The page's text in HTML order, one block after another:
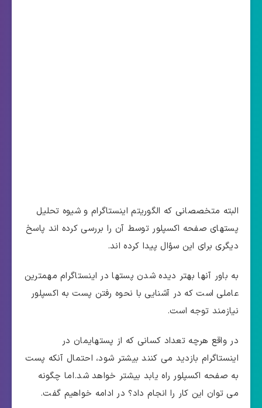
البته متخصصانی که الگوریتم اینستاگرام و شیوه تحلیل
پستهای صفحه اکسپلور توسط آن را بررسی کرده اند پاسخ
دیگری برای این سؤال پیدا کرده اند.
به باور آنها بهتر دیده شدن پستها در اینستاگرام مهمترین
عاملی است که در آشنایی با نحوه رفتن پست به اکسپلور
نیازمند توجه است.
در واقع هرچه تعداد کسانی که از پستهایمان در
اینستاگرام بازدید می کنند بیشتر شود، احتمال آنکه پست
به صفحه اکسپلور راه یابد بیشتر خواهد شد.اما چگونه
می توان این کار را انجام داد؟ در ادامه خواهیم گفت.